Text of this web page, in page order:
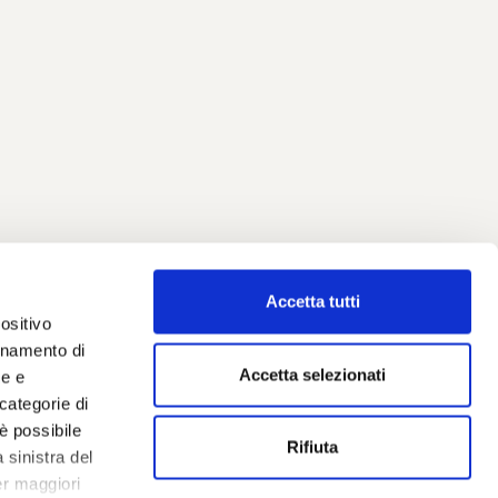
di
e
di
possibile
sinistra del
maggiori
Accetta tutti
Accetta selezionati
Rifiuta
Editori
Effe